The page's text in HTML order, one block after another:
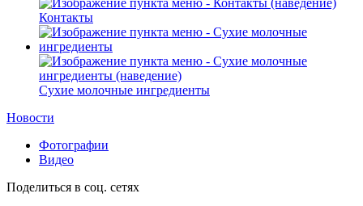
Контакты
Сухие молочные ингредиенты
Новости
Фотографии
Видео
Поделиться в соц. сетях